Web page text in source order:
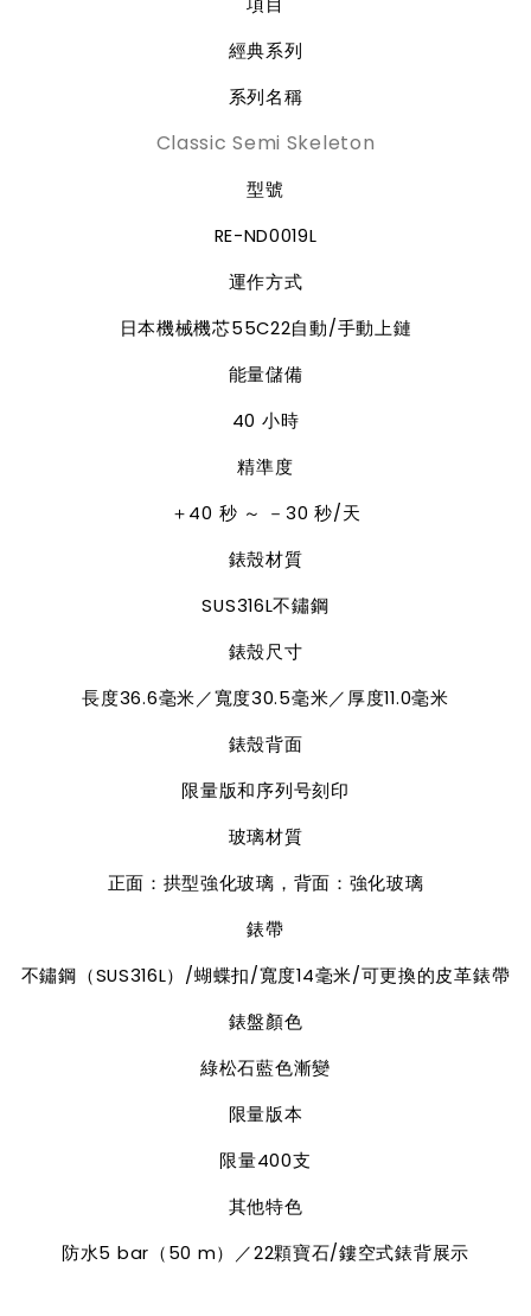
項目
經典系列
系列名稱
Classic Semi Skeleton
型號
RE-ND0019L
運作方式
日本機械機芯55C22自動/手動上鏈
能量儲備
40 小時
精準度
＋ 40 秒 ～ －30秒/天
錶殼材質
SUS316L不鏽鋼
錶殼尺寸
長度36.6毫米／寬度30.5毫米／厚度11.0毫米
錶殼背面
限量版和序列号刻印
玻璃材質
正面：拱型強化玻璃，背面：強化玻璃
錶帶
不鏽鋼（SUS316L） /蝴蝶扣/寬度14毫米/可更換的皮革錶帶
錶盤顏色
綠松石藍色漸變
限量版本
限量400支
其他特色
防水5 bar （ 50 m）／22顆寶石/鏤空式錶背展示